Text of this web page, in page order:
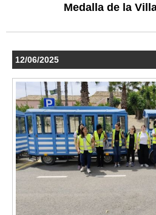
Medalla de la
12/06/2025